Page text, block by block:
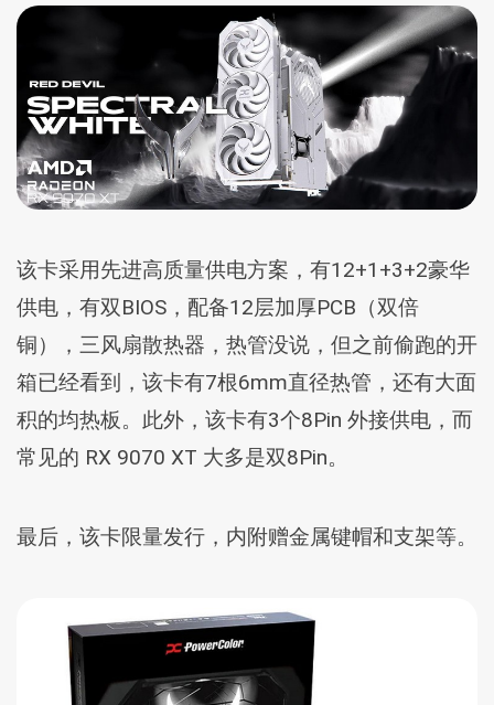
该卡采用先进高质量供电方案，有12+1+3+2豪华
供电，有双BIOS，配备12层加厚PCB（双倍
铜），三风扇散热器，热管没说，但之前偷跑的开
箱已经看到，该卡有7根6mm直径热管，还有大面
积的均热板。此外，该卡有3个8Pin 外接供电，而
常见的 RX 9070 XT 大多是双8Pin。
最后，该卡限量发行，内附赠金属键帽和支架等。